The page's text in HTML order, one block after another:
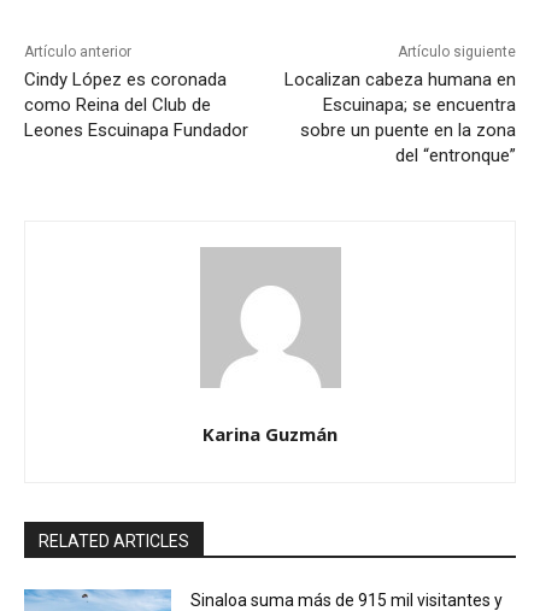
Artículo anterior
Cindy López es coronada
como Reina del Club de
Leones Escuinapa Fundador
Artículo siguiente
Localizan cabeza humana en
Escuinapa; se encuentra
sobre un puente en la zona
del “entronque”
Karina Guzmán
RELATED ARTICLES
Sinaloa suma más de 915 mil visitantes y